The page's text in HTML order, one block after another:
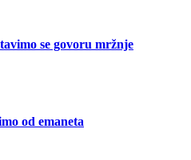
se govoru mržnje
od emaneta